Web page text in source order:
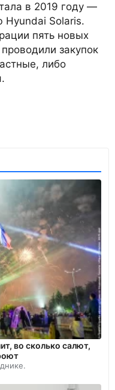
в 2019 году —
Hyundai Solaris.
пять новых
закупок
либо
во сколько салют,